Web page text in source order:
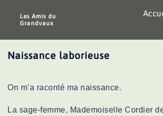
Les Amis du
Grandvaux
Naissance laborieuse
On m’a raconté ma naissance.
La sage-femme, Mademoiselle Cordier